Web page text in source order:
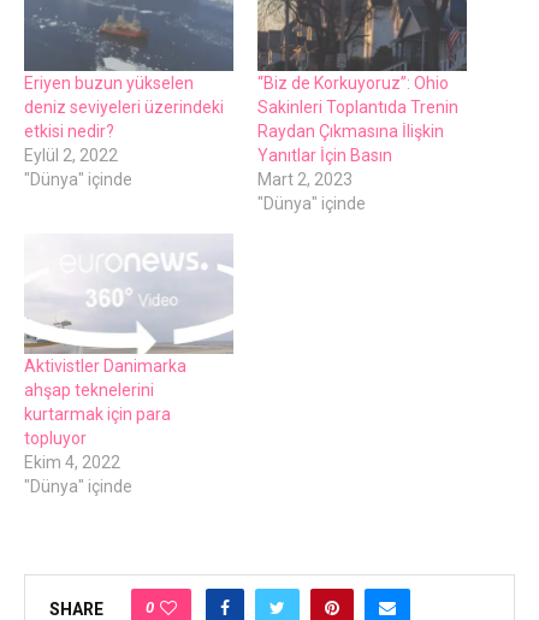
Eriyen buzun yükselen
deniz seviyeleri üzerindeki
etkisi nedir?
Eylül 2, 2022
"Dünya" içinde
“Biz de Korkuyoruz”: Ohio
Sakinleri Toplantıda Trenin
Raydan Çıkmasına İlişkin
Yanıtlar İçin Basın
Mart 2, 2023
"Dünya" içinde
Aktivistler Danimarka
ahşap teknelerini
kurtarmak için para
topluyor
Ekim 4, 2022
"Dünya" içinde
SHARE 0